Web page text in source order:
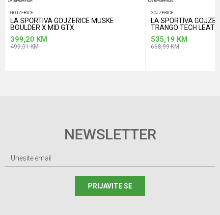
GOJZERICE
LA SPORTIVA GOJZERICE MUSKE
BOULDER X MID GTX
399,20 KM
499,01KM
GOJZERICE
LA SPORTIVA
TRANGO TECH
535,19 KM
668,99KM
NEWSLETTER
PRIJAVITE SE